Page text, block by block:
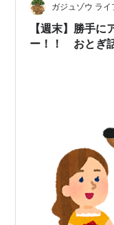
ガジュゾウ ライ
【週末】勝手
ー！！ おとぎ